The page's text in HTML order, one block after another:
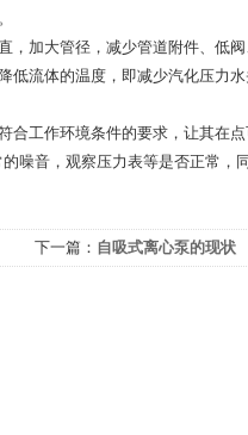
加大管径，减少管道附件、低阀
低流体的温度，即减少汽化压力
工作环境条件的要求，让其在点
噪音，观察压力表等是否正常，
下一篇： 自吸式离心泵的现状